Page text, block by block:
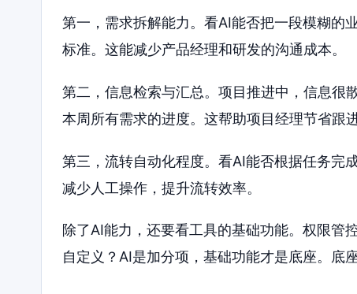
第一，需求拆解能力。看AI能否把一段模糊的
标准。这能减少产品经理和研发的沟通成本。
第二，信息检索与汇总。项目推进中，信息很
本周所有需求的进度。这帮助项目经理节省跟进
第三，流转自动化程度。看AI能否根据任务完
减少人工操作，提升流转效率。
除了AI能力，还要看工具的基础功能。权限管
自定义？AI是加分项，基础功能才是底座。底